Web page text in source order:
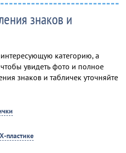
знаков и
категорию, а
увидеть фото и полное
знаков и табличек уточняйте
пластике